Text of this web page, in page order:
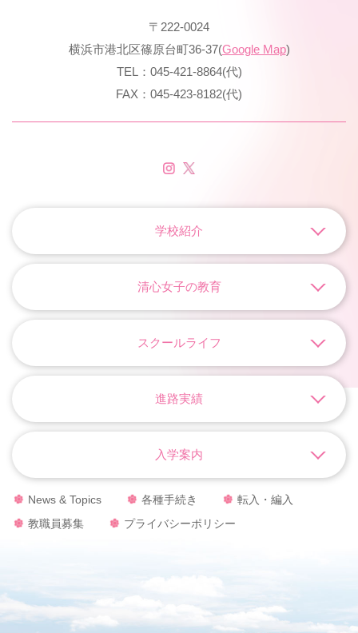
〒222-0024
横浜市港北区篠原台町36-37(Google Map)
TEL：045-421-8864(代)
FAX：045-423-8182(代)
学校紹介
清心女子の教育
スクールライフ
進路実績
入学案内
News & Topics 各種手続き
転入・編入
教職員募集
プライバシーポリシー